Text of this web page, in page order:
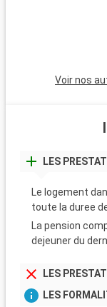
Voir nos
LES
Le logement
toute la duree
La pension
dejeuner du
LES
LES